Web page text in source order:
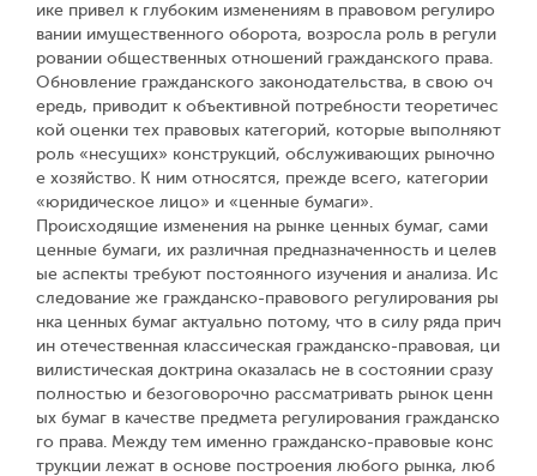
ике привел к глубоким изменениям в правовом регулиро
вании имущественного оборота, возросла роль в регули
ровании общественных отношений гражданского права.
Обновление гражданского законодательства, в свою оч
ередь, приводит к объективной потребности теоретичес
кой оценки тех правовых категорий, которые выполняют
роль «несущих» конструкций, обслуживающих рыночно
е хозяйство. К ним относятся, прежде всего, категории
«юридическое лицо» и «ценные бумаги».
Происходящие изменения на рынке ценных бумаг, сами
ценные бумаги, их различная предназначенность и целев
ые аспекты требуют постоянного изучения и анализа. Ис
следование же гражданско-правового регулирования ры
нка ценных бумаг актуально потому, что в силу ряда прич
ин отечественная классическая гражданско-правовая, ци
вилистическая доктрина оказалась не в состоянии сразу
полностью и безоговорочно рассматривать рынок ценн
ых бумаг в качестве предмета регулирования гражданско
го права. Между тем именно гражданско-правовые конс
трукции лежат в основе построения любого рынка, люб